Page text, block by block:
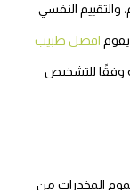
النفسي
افضل طبيب
وفقًا للتشخيص
المخدرات من